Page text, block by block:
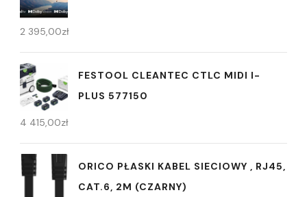
2 395,00zł
FESTOOL CLEANTEC CTLC MIDI I-
PLUS 577150
4 415,00zł
ORICO PŁASKI KABEL SIECIOWY , RJ45,
CAT.6, 2M (CZARNY)